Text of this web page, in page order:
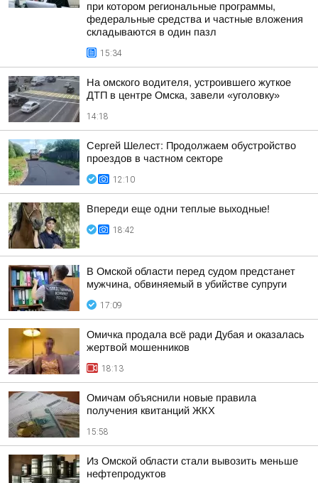
при котором региональные программы,
федеральные средства и частные вложения
складываются в один пазл
15:34
На омского водителя, устроившего жуткое
ДТП в центре Омска, завели «уголовку»
14:18
Сергей Шелест: Продолжаем обустройство
проездов в частном секторе
12:10
Впереди еще одни теплые выходные!
18:42
В Омской области перед судом предстанет
мужчина, обвиняемый в убийстве супруги
17:09
Омичка продала всё ради Дубая и оказалась
жертвой мошенников
18:13
Омичам объяснили новые правила
получения квитанций ЖКХ
15:58
Из Омской области стали вывозить меньше
нефтепродуктов